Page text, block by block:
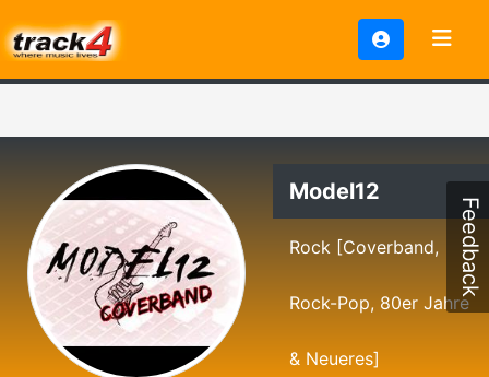
Model12
Rock [Coverband,
Rock-Pop, 80er Jahre
& Neueres]
Feedback